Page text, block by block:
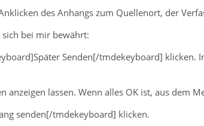
des Anhangs zum Quellenort, der
sich bei mir bewährt:
Senden[/tmdekeyboard] klicken.
anzeigen lassen. Wenn alles OK ist, aus dem
senden[/tmdekeyboard] klicken.